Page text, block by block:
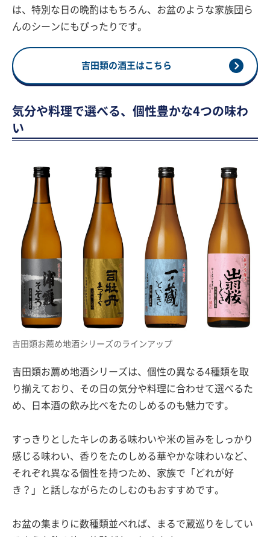
は、特別な日の晩酌はもちろん、お盆のような家族団ら
んのシーンにもぴったりです。
吉田類の酒王はこちら
気分や料理で選べる、個性豊かな4つの味わ
い
吉田類お薦め地酒シリーズのラインアップ
吉田類お薦め地酒シリーズは、個性の異なる4種類を取
り揃えており、その日の気分や料理に合わせて選べるた
め、日本酒の飲み比べをたのしめるのも魅力です。
すっきりとしたキレのある味わいや米の旨みをしっかり
感じる味わい、香りをたのしめる華やかな味わいなど、
それぞれ異なる個性を持つため、家族で「どれが好
き？」と話しながらたのしむのもおすすめです。
お盆の集まりに数種類並べれば、まるで蔵巡りをしてい